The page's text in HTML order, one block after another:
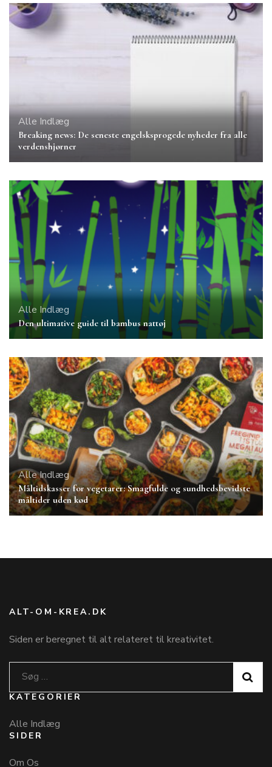
Alle Indlæg
Breaking news: De seneste engelsksprogede nyheder fra alle
verdenshjørner
Alle Indlæg
Den ultimative guide til bambus nattøj
Alle Indlæg
Måltidskasser for vegetarer: Smagfulde og sundhedsbevidste
måltider uden kød
ALT-OM-KREA.DK
Siden er beregnet til alt relateret til kreativitet.
Søg
efter:
KATEGORIER
Alle Indlæg
SIDER
Om Os